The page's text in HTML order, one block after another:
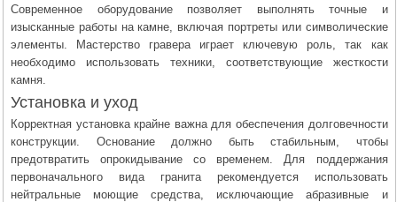
Современное оборудование позволяет выполнять точные и
изысканные работы на камне, включая портреты или символические
элементы. Мастерство гравера играет ключевую роль, так как
необходимо использовать техники, соответствующие жесткости
камня.
Установка и уход
Корректная установка крайне важна для обеспечения долговечности
конструкции. Основание должно быть стабильным, чтобы
предотвратить опрокидывание со временем. Для поддержания
первоначального вида гранита рекомендуется использовать
нейтральные моющие средства, исключающие абразивные и